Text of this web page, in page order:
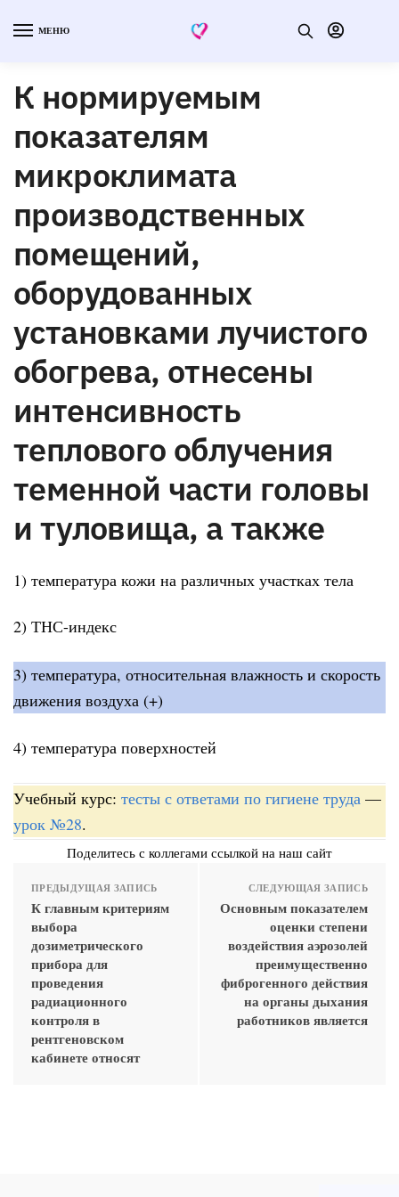
МЕНЮ
К нормируемым
показателям
микроклимата
производственных
помещений,
оборудованных
установками лучистого
обогрева, отнесены
интенсивность
теплового облучения
теменной части головы
и туловища, а также
1) температура кожи на различных участках тела
2) ТНС-индекс
3) температура, относительная влажность и скорость
движения воздуха (+)
4) температура поверхностей
Учебный курс: тесты с ответами по гигиене труда —
урок №28.
Поделитесь с коллегами ссылкой на наш сайт
ПРЕДЫДУЩАЯ ЗАПИСЬ
К главным критериям
выбора
дозиметрического
прибора для
проведения
радиационного
контроля в
рентгеновском
кабинете относят
СЛЕДУЮЩАЯ ЗАПИСЬ
Основным показателем
оценки степени
воздействия аэрозолей
преимущественно
фиброгенного действия
на органы дыхания
работников является